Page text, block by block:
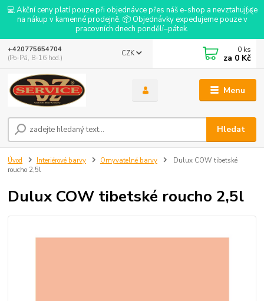
💻 Akční ceny platí pouze při objednávce přes náš e-shop a nevztahují se
na nákup v kamenné prodejně. 📦 Objednávky expedujeme pouze v
pracovních dnech pondělí–pátek.
Menu
CZK
Hledat
+420775654704
(Po-Pá, 8-16 hod.)
0 ks
za 0 Kč
Úvod Interiérové barvy Omyvatelné barvy
Dulux COW tibetské
roucho 2,5l
Dulux COW tibetské roucho 2,5l